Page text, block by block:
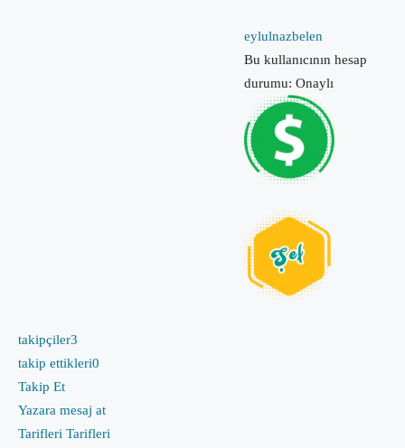
eylulnazbelen
Bu kullanıcının hesap
durumu: Onaylı
takipçiler3
takip ettikleri0
Takip Et
Yazara mesaj at
Tarifleri Tarifleri